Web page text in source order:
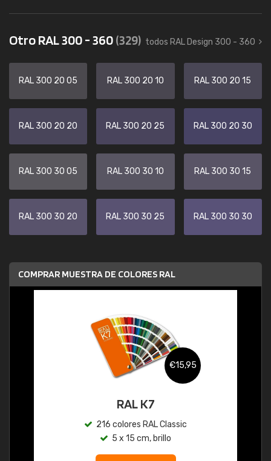
Otro RAL 300 - 360(329) todos RAL Design 300 - 360
RAL 300 20 05 RAL 300 20 10 RAL 300 20 15
RAL 300 20 20 RAL 300 20 25 RAL 300 20 30
RAL 300 30 05 RAL 300 30 10 RAL 300 30 15
RAL 300 30 20 RAL 300 30 25 RAL 300 30 30
COMPRAR MUESTRA DE COLORES RAL
€15,95
RAL K7
216 colores RAL Classic
5 x 15 cm, brillo